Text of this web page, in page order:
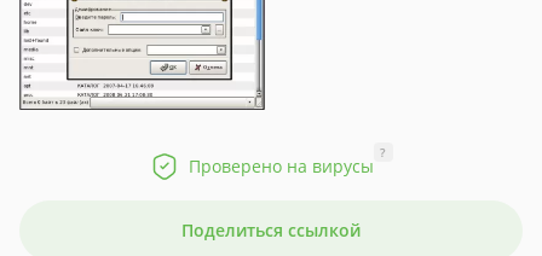
Проверено на вирусы
?
Поделиться ссылкой